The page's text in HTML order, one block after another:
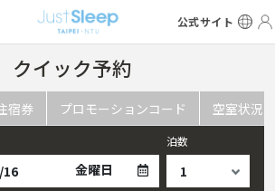
公式サイト
クイック予約
宿券 プロモーションコード 空室状況
金曜日
泊数